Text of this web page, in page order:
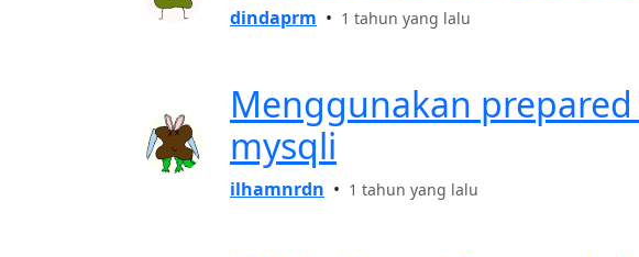
dindaprm • 1 tahun yang lalu
Menggunakan
mysqli
ilhamnrdn • 1 tahun yang lalu